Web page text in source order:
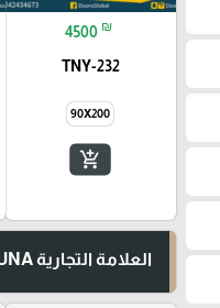
4500 ₪
TNY-232
90X200
add_shopping_cart
العلامة التجارية TUNA